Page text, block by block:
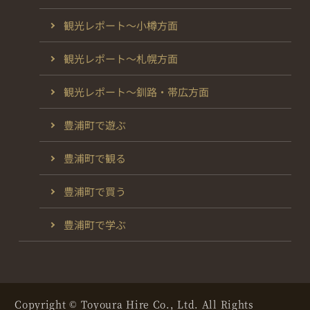
観光レポート～小樽方面
観光レポート～札幌方面
観光レポート～釧路・帯広方面
豊浦町で遊ぶ
豊浦町で観る
豊浦町で買う
豊浦町で学ぶ
Copyright © Toyoura Hire Co., Ltd. All Rights